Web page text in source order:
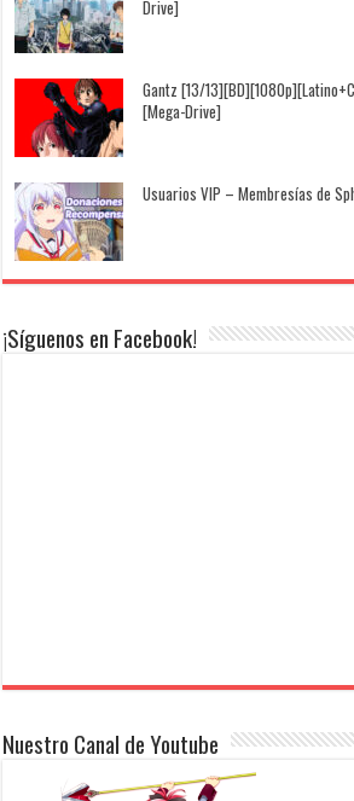
Drive]
Gantz [13/
[Mega-Drive]
Usuarios VIP – Membresías de
¡Síguenos en Facebook!
Nuestro Canal de Youtube